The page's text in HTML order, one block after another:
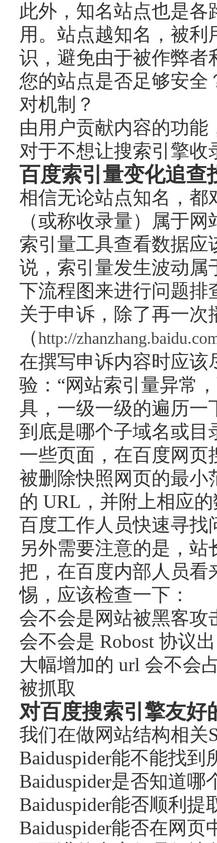
此外，知名站点也是各
用。站点越知名，被
识，避免由于被作弊者
您的站点是否足够安全
对机制？
由用户贡献内容的功
对于不想让搜索引擎收
百度索引量变化追查
相信无论站点知名，都
（或称收录量）属于
索引量工具查看数据
说，索引量发生波动属
下流程图来进行问题排
关于申诉，除了再一次
（http://
在撰写申诉内容时应该
验：“网站索引量异常
具，一级一级的遍历一
到底是哪个子域名或目
一些页面，在百度网页
被删除快照网页的最小
的 URL，并附上相应
百度工作人员快速寻找
另外需要注意的是，
把，在百度内部人员看
惕，应该检查一下：
会不会是网站被黑客攻
会不会是 Robost 协议
大幅增加的 url 会不会
被抓取
对百度搜索引擎友好
我们在做网站结构相关
Baiduspider能不能找到
Baiduspider是否知道哪
Baiduspider能否顺利提
Baiduspider能否在网页